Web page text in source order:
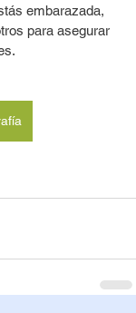
embarazada,
para asegurar